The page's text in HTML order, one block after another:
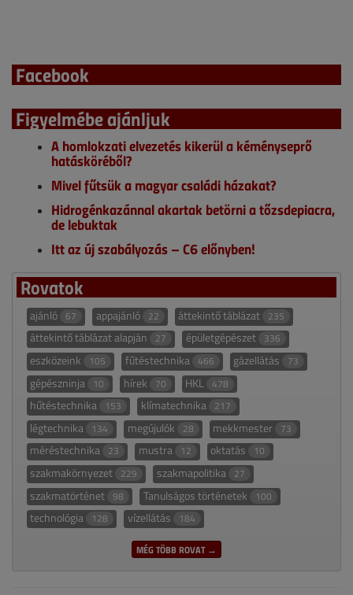
Facebook
Figyelmébe ajánljuk
A homlokzati elvezetés kikerül a kéményseprő
hatásköréből?
Mivel fűtsük a magyar családi házakat?
Hidrogénkazánnal akartak betörni a tőzsdepiacra,
de lebuktak
Itt az új szabályozás – C6 előnyben!
Rovatok
ajánló 67 appajánló 22 áttekintő táblázat 235
áttekintő táblázat alapján 27 épületgépészet 336
eszközeink 105 fűtéstechnika 466 gázellátás 73
gépészninja 10 hírek 70 HKL 478
hűtéstechnika 153 klímatechnika 217
légtechnika 134 megújulók 28 mekkmester 73
méréstechnika 23 mustra 12 oktatás 10
szakmakörnyezet 229 szakmapolitika 27
szakmatörténet 98 Tanulságos történetek 100
technológia 128 vízellátás 184
MÉG TÖBB ROVAT →